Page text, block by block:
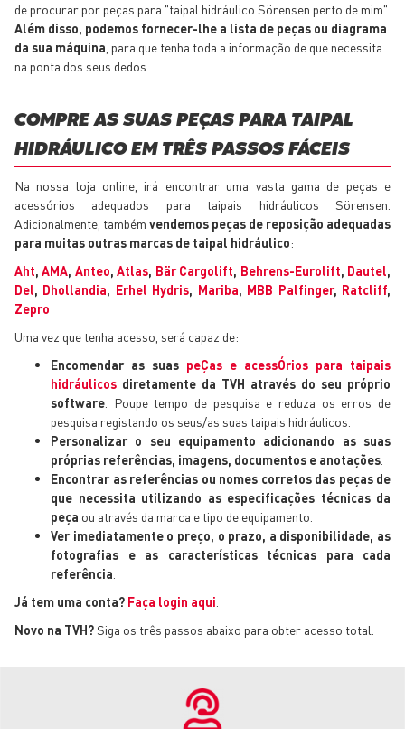
de procurar por peças para "taipal hidráulico Sörensen perto de mim".
Além disso, podemos fornecer-lhe a lista de peças ou diagrama
da sua máquina , para que tenha toda a informação de que necessita
na ponta dos seus dedos.
COMPRE AS SUAS PEÇAS PARA TAIPAL
HIDRÁULICO EM TRÊS PASSOS FÁCEIS
Na nossa loja online, irá encontrar uma vasta gama de peças e
acessórios adequados para taipais hidráulicos Sörensen.
Adicionalmente, também vendemos peças de reposição adequadas
para muitas outras marcas de taipal hidráulico:
Aht,AMA, Anteo,Atlas, Bär Cargolift, Behrens-Eurolift, Dautel,
Del, Dhollandia, Erhel Hydris, Mariba, MBB Palfinger, Ratcliff,
Zepro
Uma vez que tenha acesso, será capaz de:
Encomendar as suas peÇas e acessÓrios para taipais
hidráulicos diretamente da TVH através do seu próprio
software . Poupe tempo de pesquisa e reduza os erros de
pesquisa registando os seus/as suas taipais hidráulicos.
Personalizar o seu equipamento adicionando as suas
próprias referências, imagens, documentos e anotações
Encontrar as referências ou nomes corretos das peças de
que necessita utilizando as especificações técnicas da
peça ou através da marca e tipo de equipamento.
Ver imediatamente o preço, o prazo, a disponibilidade, as
fotografias e as características técnicas para cada
referência
Já tem uma conta? Faça login aqui
Novo na TVH? Siga os três passos abaixo para obter acesso total.